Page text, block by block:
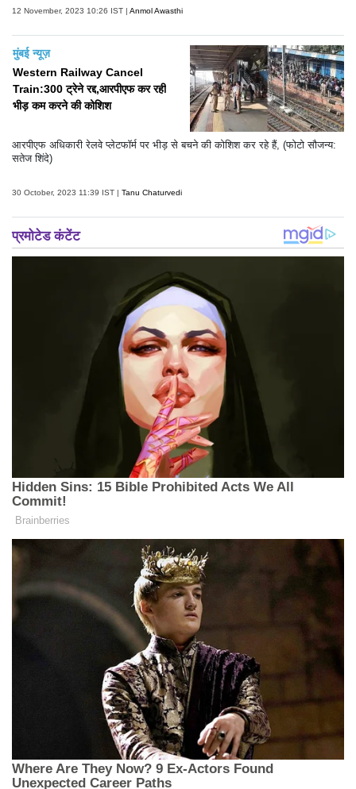
12 November, 2023 10:26 IST | Anmol Awasthi
मुंबई न्यूज़
Western Railway Cancel
Train:300 ट्रेने रद्द,आरपीएफ कर रही
भीड़ कम करने की कोशिश
आरपीएफ अधिकारी रेलवे प्लेटफॉर्म पर भीड़ से बचने की कोशिश कर रहे हैं, (फोटो सौजन्य:
सतेज शिंदे)
30 October, 2023 11:39 IST | Tanu Chaturvedi